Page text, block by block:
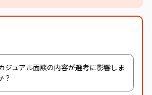
ジュアル面談の内容が選考に影響しま
？